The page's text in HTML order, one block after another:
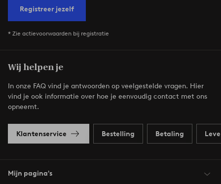
Registreer jezelf
* Zie actievoorwaarden bij registratie
Wij helpen je
In onze FAQ vind je antwoorden op veelgestelde vragen. Hier
vind je ook informatie over hoe je eenvoudig contact met ons
opneemt.
Klantenservice Bestelling Betaling
Mijn pagina's